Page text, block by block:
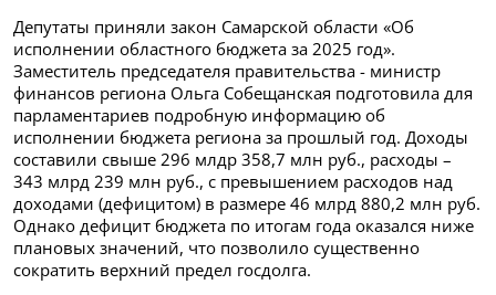
Депутаты приняли закон Самарской области «Об
исполнении областного бюджета за 2025 год».
Заместитель председателя правительства - министр
финансов региона Ольга Собещанская подготовила для
парламентариев подробную информацию об
исполнении бюджета региона за прошлый год. Доходы
составили свыше 296 млдр 358,7 млн руб., расходы –
343 млрд 239 млн руб., с превышением расходов над
доходами (дефицитом) в размере 46 млрд 880,2 млн руб.
Однако дефицит бюджета по итогам года оказался ниже
плановых значений, что позволило существенно
сократить верхний предел госдолга.